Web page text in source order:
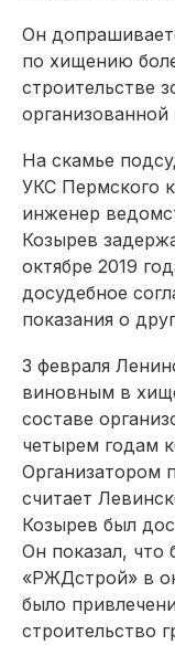
Он
по хищению
строительстве
организованной
На скамье
УКС Пермского
инженер
Козырев
октябре 2019
досудебное
показания о
3 февраля
виновным в
составе
четырем годам
Организатором
считает
Козырев был
Он показал, что
«РЖДстрой» в
было
строительство